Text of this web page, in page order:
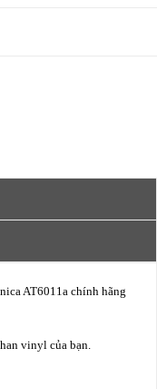
AT6011a chính hãng
vinyl của bạn.